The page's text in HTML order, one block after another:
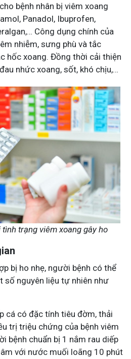
bệnh nhân bị viêm xoang
Panadol, Ibuprofen,
Công dụng chính của
nhiễm, sưng phù và tắc
hốc xoang. Đồng thời cải thiện
nhức xoang, sốt, khó chịu,…
trạng viêm xoang gây ho
bị ho nhẹ, người bệnh có thể
số nguyên liệu tự nhiên như
cá có đặc tính tiêu đờm, thải
trị triệu chứng của bệnh viêm
bệnh chuẩn bị 1 nắm rau diếp
với nước muối loãng 10 phút